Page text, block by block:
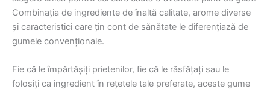
Combinația de ingrediente de înaltă calitate, arome diverse
și caracteristici care țin cont de sănătate le diferențiază de
gumele convenționale.
Fie că le împărtășiți prietenilor, fie că le răsfățați sau le
folosiți ca ingredient în rețetele tale preferate, aceste gume